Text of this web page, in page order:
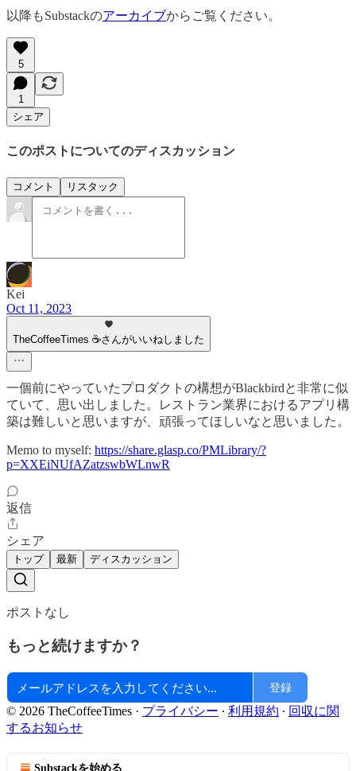
以降もSubstackのアーカイブからご覧ください。
5
1
シェア
このポストについてのディスカッション
コメント リスタック
Kei
Oct 11, 2023
TheCoffeeTimes ☕さんがいいねしました
一個前にやっていたプロダクトの構想がBlackbirdと非常に似
ていて、思い出しました。レストラン業界におけるアプリ構
築は難しいと思いますが、頑張ってほしいなと思いました。
Memo to myself: https://share.glasp.co/PMLibrary/?
p=XXEiNUfAZatzswbWLnwR
返信
シェア
トップ 最新 ディスカッション
ポストなし
もっと続けますか？
登録
© 2026 TheCoffeeTimes · プライバシー ∙ 利用規約 ∙ 回収に関
するお知らせ
Substackを始める